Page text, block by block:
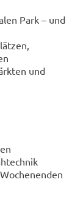
Park – und
und